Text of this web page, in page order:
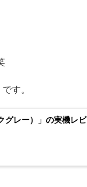
です。
グレー）」の実機レビ